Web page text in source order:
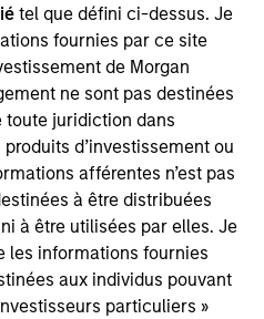
tel que défini ci-dessus. Je
fournies par ce site
de Morgan
ne sont pas destinées
toute juridiction dans
d’investissement ou
afférentes n’est pas
à être distribuées
à être utilisées par elles. Je
les informations fournies
aux individus pouvant
particuliers »
and other
evolving cash
through a
resources and